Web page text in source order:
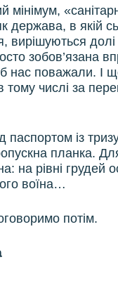
мінімум,
держава, в якій
вирішуються долі
зобов’язана
нас поважали. І
тому числі за
паспортом із
планка.
на рівні грудей
воїна…
потім.